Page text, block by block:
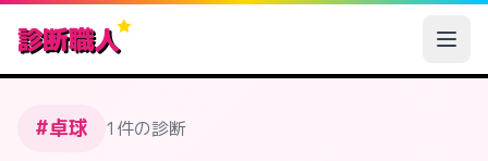
診断職人
#卓球 1件の診断